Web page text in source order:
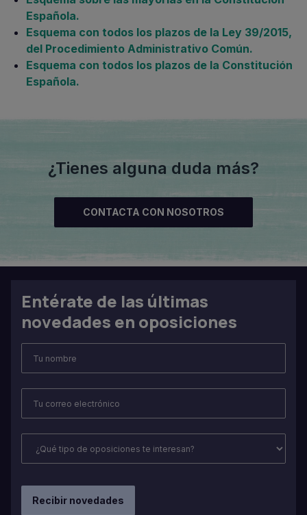
Española.
Esquema con todos los plazos de la Ley 39/2015,
del Procedimiento Administrativo Común.
Esquema con todos los plazos de la Constitución
Española.
¿Tienes alguna duda más?
CONTACTA CON NOSOTROS
Entérate de las últimas
novedades en oposiciones